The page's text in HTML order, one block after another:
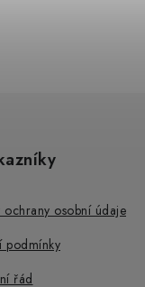
ochrany osobní údaje
podmínky
řád